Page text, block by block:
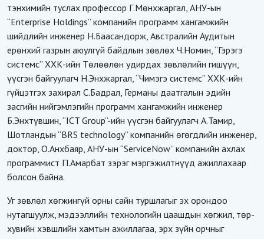
тэнхимийн туслах профессор Г.Мөнхжаргал, АНУ-ын
“Enterprise Holdings” компанийн программ хангамжийн
шийдлийн инженер Н.Баасандорж, Австралийн Аудитын
ерөнхий газрын аюулгүй байдлын зөвлөх Ч.Номин, “Гэрэгэ
системс” ХХК-ийн Төлөөлөн удирдах зөвлөлийн гишүүн,
үүсгэн байгуулагч Н.Энхжаргал, “Чимэгэ системс” ХХК-ийн
гүйцэтгэх захирал С.Бадрал, Германы даатгалын эдийн
засгийн нийгэмлэгийн программ хангамжийн инженер
Б.Энхтүвшин, “ICT Group”-ийн үүсгэн байгуулагч А.Тамир,
Шотландын “BRS technology” компанийн өгөгдлийн инженер,
доктор, О.Анхбаяр, АНУ-ын “ServiceNow” компанийн ахлах
программист П.Амарбат зэрэг мэргэжилтнүүд ажиллахаар
болсон байна.
Уг зөвлөл хөгжингүй орны сайн туршлагыг эх орондоо
нутагшуулж, мэдээллийн технологийн цаашдын хөгжил, төр-
хувийн хэвшлийн хамтын ажиллагаа, эрх зүйн орчныг